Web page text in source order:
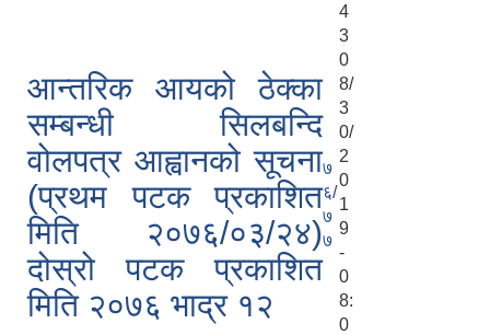
4
3
आन्तरिक आयको ठेक्का
सम्बन्धी सिलबन्दि
वोलपत्र आह्वानको सूचना
(प्रथम पटक प्रकाशित
मिति २०७६/०३/२४)
दोस्रो पटक प्रकाशित
मिति २०७६ भाद्र १२
७
६/
७
७
0
8/
3
0/
2
0
1
9
-
0
8:
0